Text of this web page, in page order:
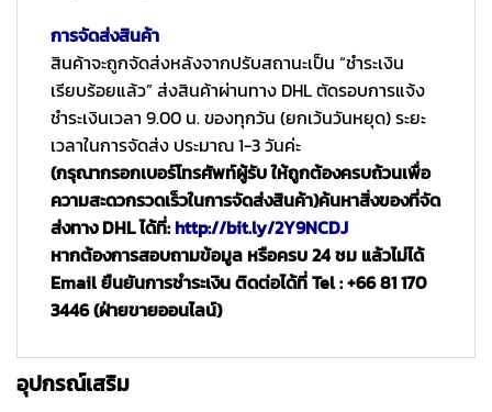
การจัดส่งสินค้า
สินค้าจะถูกจัดส่งหลังจากปรับสถานะเป็น “ชำระเงิน
เรียบร้อยแล้ว” ส่งสินค้าผ่านทาง DHL ตัดรอบการแจ้ง
ชำระเงินเวลา 9.00 น. ของทุกวัน (ยกเว้นวันหยุด) ระยะ
เวลาในการจัดส่ง ประมาณ 1-3 วันค่ะ
(กรุณากรอกเบอร์โทรศัพท์ผู้รับ ให้ถูกต้องครบถ้วนเพื่อ
ความสะดวกรวดเร็วในการจัดส่งสินค้า)ค้นหาสิ่งของที่จัด
ส่งทาง DHL ได้ที่:http://bit.ly/2Y9NCDJ
หากต้องการสอบถามข้อมูล หรือครบ 24 ชม แล้วไม่ได้
Email ยืนยันการชำระเงิน ติดต่อได้ที่ Tel : +66 81 170
3446 (ฝ่ายขายออนไลน์)
อุปกรณ์เสริม